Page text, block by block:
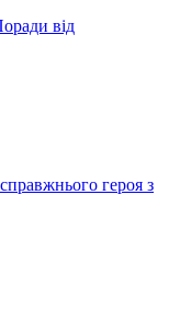
від
героя з